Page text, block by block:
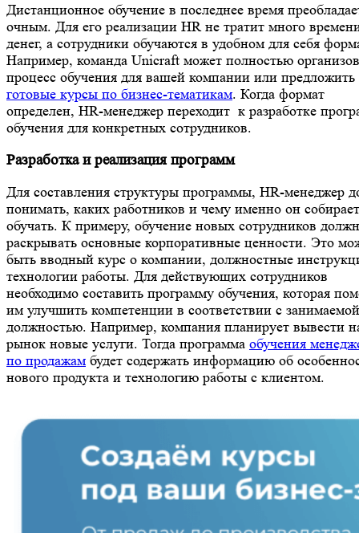
Дистанционное обучение в последнее время
очным. Для его реализации HR не тратит много
денег, а сотрудники обучаются в удобном для себя
Например, команда Unicraft может полностью
процесс обучения для вашей компании или предложить
готовые курсы по бизнес-тематикам. Когда формат
определен, HR-менеджер переходит к разработке
обучения для конкретных сотрудников.
Разработка и реализация программ
Для составления структуры программы, HR-менеджер
понимать, каких работников и чему именно он
обучать. К примеру, обучение новых сотрудников
раскрывать основные корпоративные ценности. Это
быть вводный курс о компании, должностные
технологии работы. Для действующих сотрудников
необходимо составить программу обучения, которая
им улучшить компетенции в соответствии с занимаемой
должностью. Например, компания планирует вывести
рынок новые услуги. Тогда программа обучения
по продажам будет содержать информацию об
нового продукта и технологию работы с клиентом.